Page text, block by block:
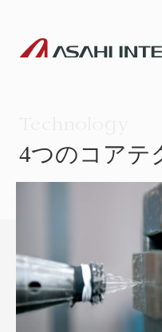
会社情報
事業紹介
4つのコアテ